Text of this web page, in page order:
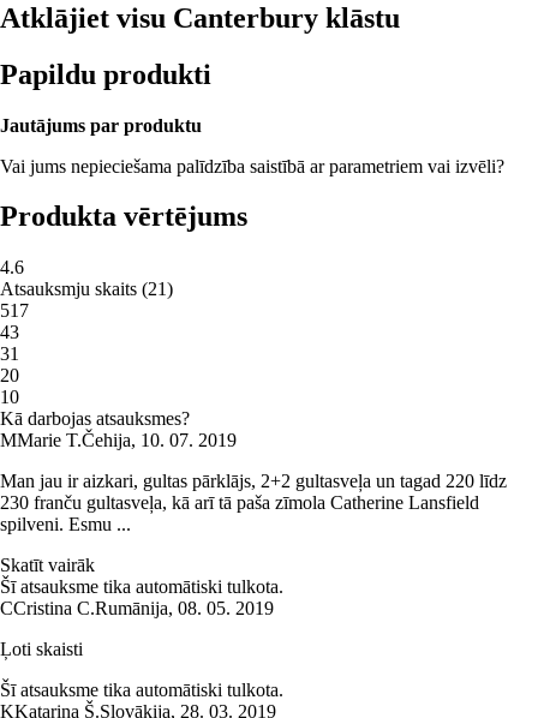
Atklājiet visu Canterbury klāstu
Papildu produkti
Jautājums par produktu
Vai jums nepieciešama palīdzība saistībā ar parametriem vai izvēli?
Produkta vērtējums
4.6
Atsauksmju skaits (21)
517
43
31
20
10
Kā darbojas atsauksmes?
MMarie T.Čehija, 10. 07. 2019
Man jau ir aizkari, gultas pārklājs, 2+2 gultasveļa un tagad 220 līdz
230 franču gultasveļa, kā arī tā paša zīmola Catherine Lansfield
spilveni. Esmu ...
Skatīt vairāk
Šī atsauksme tika automātiski tulkota.
CCristina C.Rumānija, 08. 05. 2019
Ļoti skaisti
Šī atsauksme tika automātiski tulkota.
KKatarina Š.Slovākija, 28. 03. 2019